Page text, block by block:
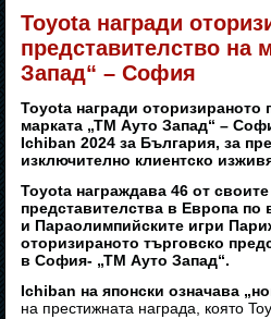
Toyota награди
представителство на
Запад“ – София
Toyota награди оторизираното
марката „ТМ Ауто Запад“ –
Ichiban 2024 за България, за
изключително клиентско
Toyota награждава 46 от
представителства в Европа
и Параолимпийските игри
оторизираното търговско
в София- „ТМ Ауто Запад“.
Ichiban на японски означава
на престижната награда, която